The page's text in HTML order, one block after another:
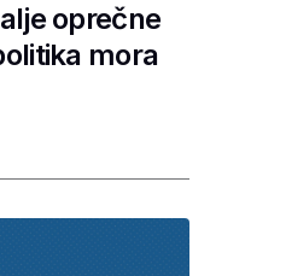
oprečne
mora